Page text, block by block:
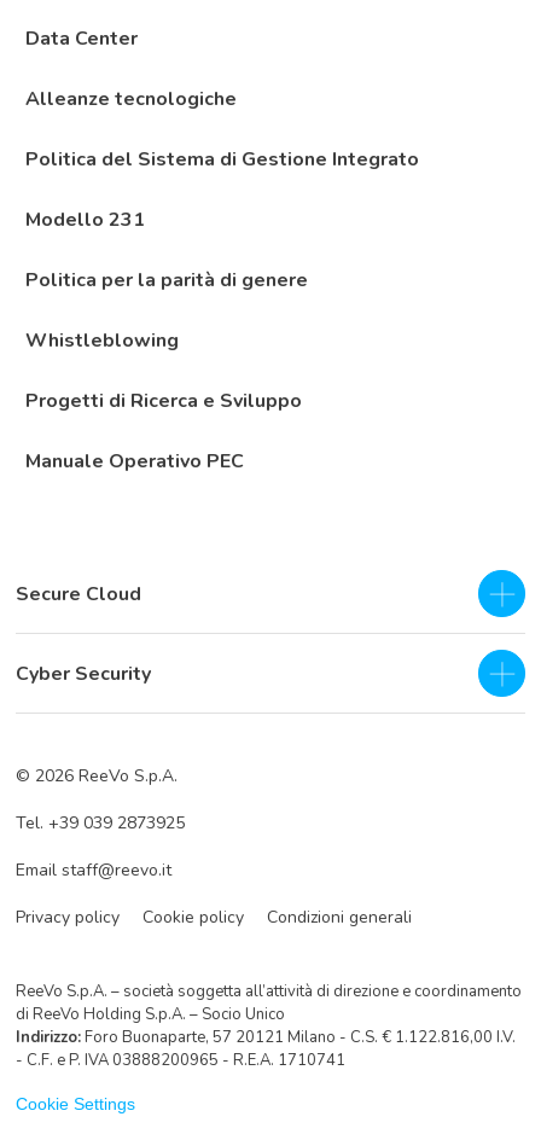
Data Center
Alleanze tecnologiche
Politica del Sistema di Gestione Integrato
Modello 231
Politica per la parità di genere
Whistleblowing
Progetti di Ricerca e Sviluppo
Manuale Operativo PEC
Secure Cloud
IaaS - Private Cloud
Private Cloud
Cyber Security
Incident Response
© 2026 ReeVo S.p.A.
Tel. +39 039 2873925
Email staff@reevo.it
Privacy policy Cookie policy Condizioni generali
ReeVo S.p.A. – società soggetta all’attività di direzione e coordinamento
di ReeVo Holding S.p.A. – Socio Unico
Indirizzo:Foro Buonaparte, 57 20121 Milano - C.S. € 1.122.816,00 I.V.
- C.F. e P. IVA 03888200965 - R.E.A. 1710741
Cookie Settings